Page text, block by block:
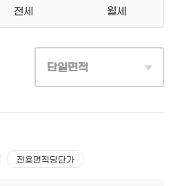
/전용85m²
계약일 '26. 05
전세 월세
단일면적
전용면적당단가